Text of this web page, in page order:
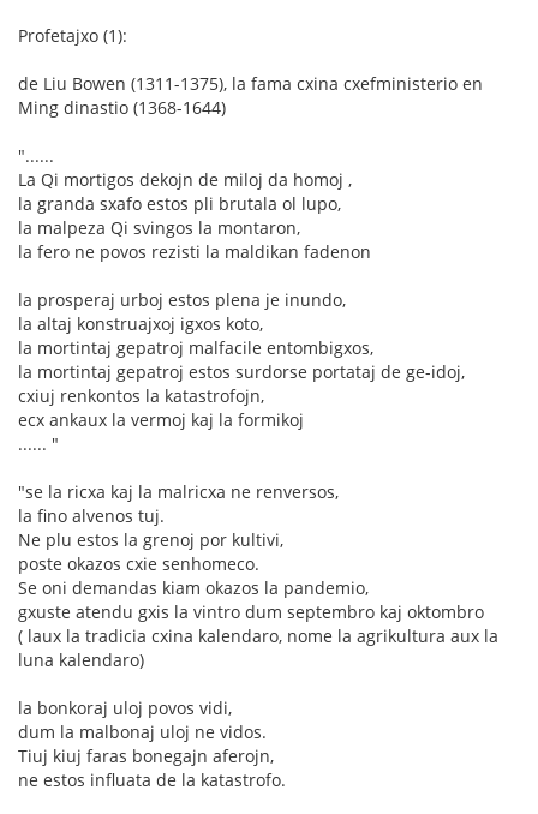
Profetajxo (1):
de Liu Bowen (1311-1375), la fama cxina cxefministerio en
Ming dinastio (1368-1644)
"......
La Qi mortigos dekojn de miloj da homoj ,
la granda sxafo estos pli brutala ol lupo,
la malpeza Qi svingos la montaron,
la fero ne povos rezisti la maldikan fadenon
la prosperaj urboj estos plena je inundo,
la altaj konstruajxoj igxos koto,
la mortintaj gepatroj malfacile entombigxos,
la mortintaj gepatroj estos surdorse portataj de ge-idoj,
cxiuj renkontos la katastrofojn,
ecx ankaux la vermoj kaj la formikoj
...... "
"se la ricxa kaj la malricxa ne renversos,
la fino alvenos tuj.
Ne plu estos la grenoj por kultivi,
poste okazos cxie senhomeco.
Se oni demandas kiam okazos la pandemio,
gxuste atendu gxis la vintro dum septembro kaj oktombro
( laux la tradicia cxina kalendaro, nome la agrikultura aux la
luna kalendaro)
la bonkoraj uloj povos vidi,
dum la malbonaj uloj ne vidos.
Tiuj kiuj faras bonegajn aferojn,
ne estos influata de la katastrofo.